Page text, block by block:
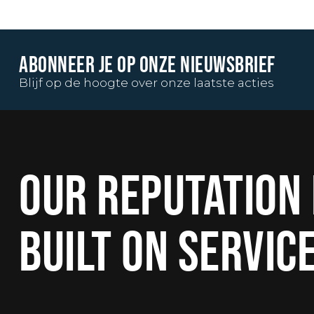
ABONNEER JE OP ONZE NIEUWSBRIEF
Blijf op de hoogte over onze laatste acties
OUR
BUILT ON